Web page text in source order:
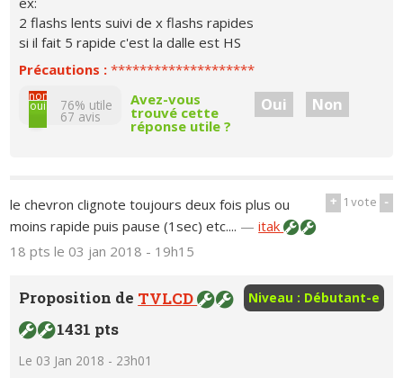
2 flashs lents suivi de x flashs rapides
si il fait 5 rapide c'est la dalle est HS
Précautions :********************
non
oui 76% utile
67 avis
Avez-vous
trouvé cette
réponse utile ?
Oui Non
+ 1vote -
le chevron clignote toujours deux fois plus ou
moins rapide puis pause (1sec) etc.... —itak
18 ptsle 03 jan 2018 - 19h15
Niveau : Débutant-e
Proposition de TVLCD
1431 pts
Le 03 Jan 2018 - 23h01